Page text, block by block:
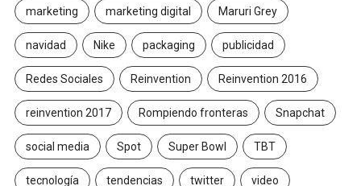
marketing marketing digital Maruri Grey
navidad Nike packaging publicidad
Redes Sociales Reinvention Reinvention 2016
reinvention 2017 Rompiendo fronteras Snapchat
social media Spot Super Bowl TBT
tecnología tendencias twitter video